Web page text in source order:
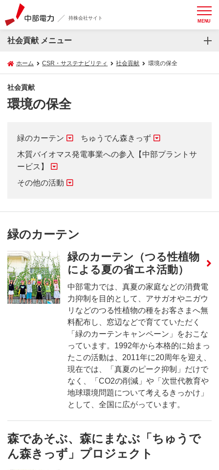
持株会社サイト MENU
社会貢献 メニュー
ホーム CSR・サステナビリティ 社会貢献 環境の保全
社会貢献
環境の保全
緑のカーテン
ちゅうでん森きっず
木質バイオマス発電事業への参入【中部プラントサ
ービス】
その他の活動
緑のカーテン
緑のカーテン（つる性植物
による夏の省エネ活動）
中部電力では、真夏の家庭などの消費電
力抑制を目的として、アサガオやニガウ
リなどのつる性植物の種をお客さまへ無
料配布し、窓辺などで育てていただく
「緑のカーテンキャンペーン」をおこな
っています。1992年から本格的に始まっ
たこの活動は、2011年に20周年を迎え、
現在では、「真夏のピーク抑制」だけで
なく、「CO2の削減」や「次世代教育や
地球環境問題について考えるきっかけ」
として、全国に広がっています。
森であそぶ、森にまなぶ「ちゅうで
ん森きっず」プロジェクト